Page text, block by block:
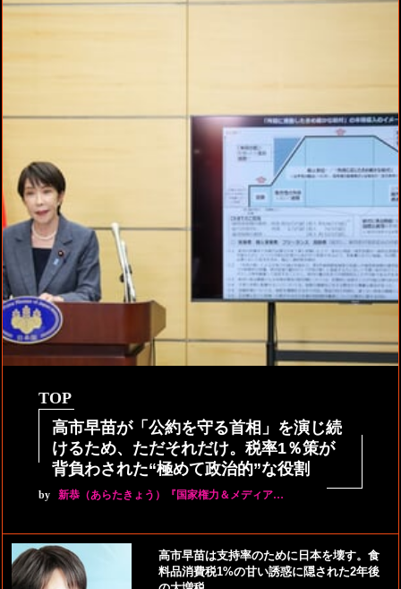
TOP
高市早苗が「公約を守る首相」を演じ続
けるため、ただそれだけ。税率1％策が
背負わされた“極めて政治的”な役割
by 新恭（あらたきょう）『国家権力＆メディア…
高市早苗は支持率のために日本を壊す。食
料品消費税1%の甘い誘惑に隠された2年後